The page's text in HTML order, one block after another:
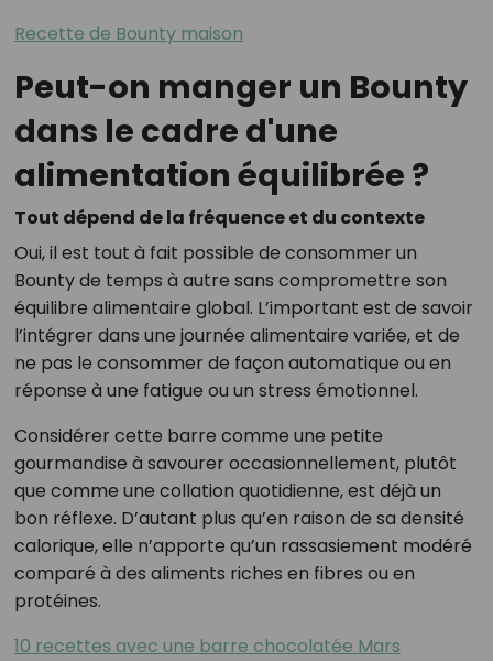
Recette de Bounty maison
Peut-on manger un Bounty
dans le cadre d'une
alimentation équilibrée ?
Tout dépend de la fréquence et du contexte
Oui, il est tout à fait possible de consommer un
Bounty de temps à autre sans compromettre son
équilibre alimentaire global. L’important est de savoir
l’intégrer dans une journée alimentaire variée, et de
ne pas le consommer de façon automatique ou en
réponse à une fatigue ou un stress émotionnel.
Considérer cette barre comme une petite
gourmandise à savourer occasionnellement, plutôt
que comme une collation quotidienne, est déjà un
bon réflexe. D’autant plus qu’en raison de sa densité
calorique, elle n’apporte qu’un rassasiement modéré
comparé à des aliments riches en fibres ou en
protéines.
10 recettes avec une barre chocolatée Mars